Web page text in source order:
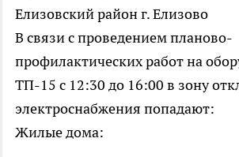
Елизовский район г. Елизово
В связи с проведением планово-
профилактических работ на
ТП-15 с 12:30 до 16:00 в зону
электроснабжения попадают:
Жилые дома: